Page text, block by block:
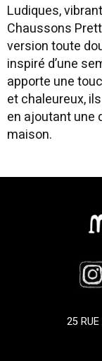
Ludiques,
Chaussons
version toute
inspiré d’une
apporte une
et chaleureux,
en ajoutant une
maison.
25